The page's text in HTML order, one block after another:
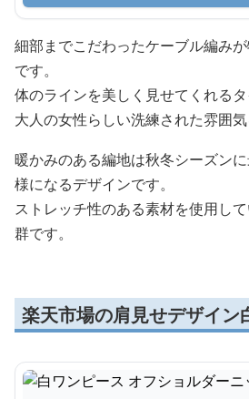
細部までこだわったケーブル編み
です。
体のラインを美しく見せてくれるタ
大人の女性らしい洗練された雰囲気
暖かみのある編地は秋冬シーズン
様になるデザインです。
ストレッチ性のある素材を使用し
群です。
楽天市場の肩見せデザイン